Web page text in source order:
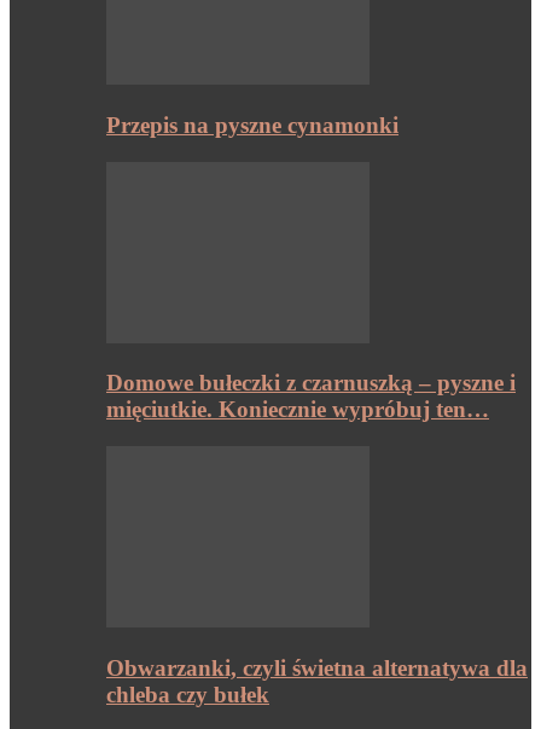
Przepis na pyszne cynamonki
Domowe bułeczki z czarnuszką – pyszne i
mięciutkie. Koniecznie wypróbuj ten…
Obwarzanki, czyli świetna alternatywa dla
chleba czy bułek